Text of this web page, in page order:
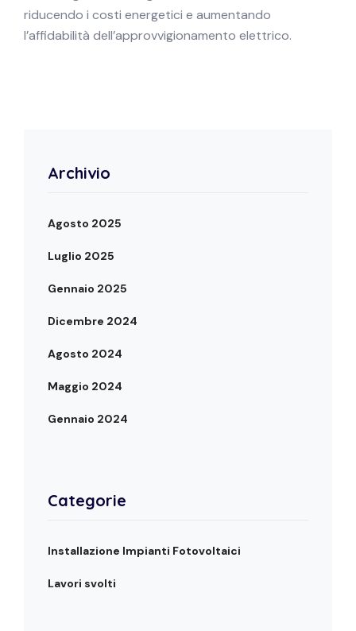
riducendo i costi energetici e aumentando
l’affidabilità dell’approvvigionamento elettrico.
Archivio
Agosto 2025
Luglio 2025
Gennaio 2025
Dicembre 2024
Agosto 2024
Maggio 2024
Gennaio 2024
Categorie
Installazione Impianti Fotovoltaici
Lavori svolti